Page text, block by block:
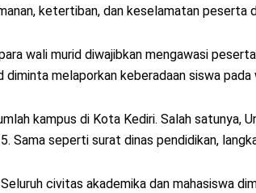
ketertiban, dan keselamatan peserta
wali murid diwajibkan mengawasi
diminta melaporkan keberadaan siswa
kampus di Kota Kediri. Salah
Sama seperti surat dinas pendidikan,
civitas akademika dan mahasiswa